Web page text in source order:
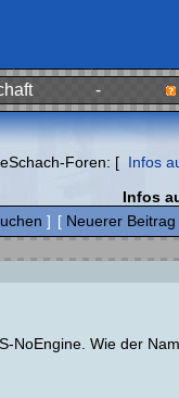
-
Foren: [ Infos
Infos
] [ Neuerer Beitrag
NoEngine. Wie der